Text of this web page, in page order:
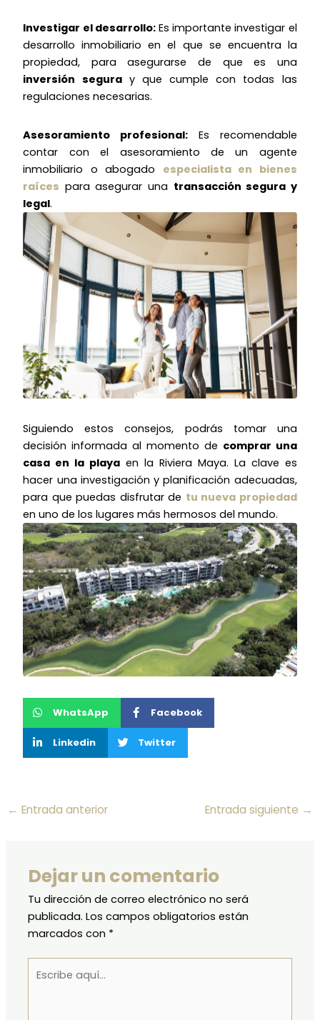
Investigar el desarrollo:Es importante investigar el
desarrollo inmobiliario en el que se encuentra la
propiedad, para asegurarse de que es una
inversión seguray que cumple con todas las
regulaciones necesarias.
Asesoramiento profesional: Es recomendable
contar con el asesoramiento de un agente
inmobiliario o abogado especialista en bienes
raíces para asegurar una transacción segura y
legal.
Siguiendo estos consejos, podrás tomar una
decisión informada al momento de comprar una
casa en la playa en la Riviera Maya. La clave es
hacer una investigación y planificación adecuadas,
para que puedas disfrutar de tu nueva propiedad
en uno de los lugares más hermosos del mundo.
WhatsApp Facebook
Linkedin Twitter
← Entrada anterior Entrada siguiente →
Dejar un comentario
Tu dirección de correo electrónico no será
publicada. Los campos obligatorios están
marcados con *
aquí...